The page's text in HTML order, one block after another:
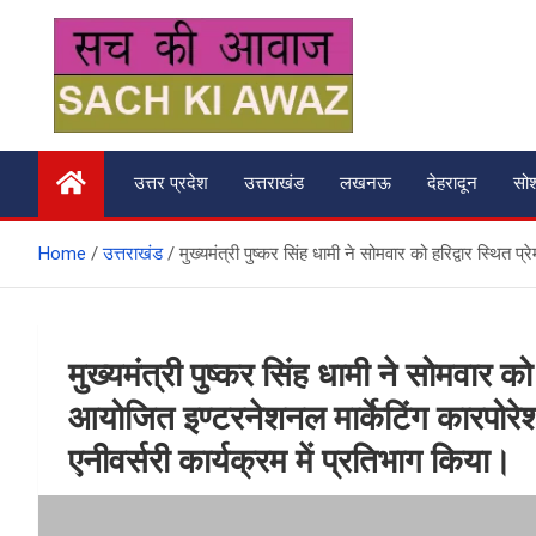
content
सच की आवाज
उत्तर प्रदेश उत्तराखंड लखनऊ देहरादून
Home उत्तराखंड मुख्यमंत्री पुष्कर सिंह धामी ने सोमवार को हरिद्वार
मुख्यमंत्री पुष्कर सिंह धामी ने सोमवार
आयोजित इण्टरनेशनल मार्केटिंग
एनीवर्सरी कार्यक्रम में प्रतिभाग किया।